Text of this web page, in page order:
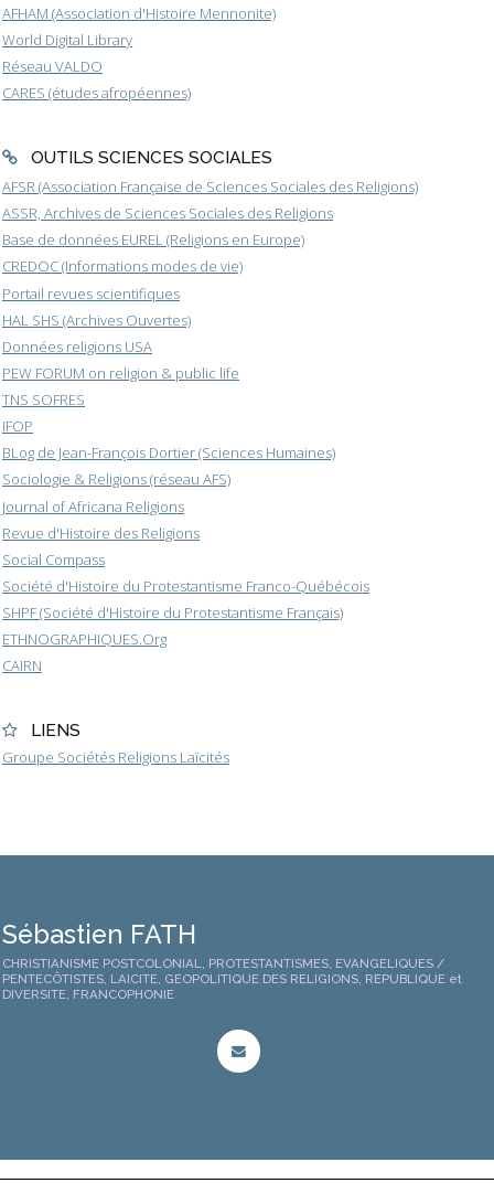
AFHAM (Association d'Histoire Mennonite)
World Digital Library
Réseau VALDO
CARES (études afropéennes)
OUTILS SCIENCES SOCIALES
AFSR (Association Française de Sciences Sociales des Religions)
ASSR, Archives de Sciences Sociales des Religions
Base de données EUREL (Religions en Europe)
CREDOC (Informations modes de vie)
Portail revues scientifiques
HAL SHS (Archives Ouvertes)
Données religions USA
PEW FORUM on religion & public life
TNS SOFRES
IFOP
BLog de Jean-François Dortier (Sciences Humaines)
Sociologie & Religions (réseau AFS)
Journal of Africana Religions
Revue d'Histoire des Religions
Social Compass
Société d'Histoire du Protestantisme Franco-Québécois
SHPF (Société d'Histoire du Protestantisme Français)
ETHNOGRAPHIQUES.Org
CAIRN
LIENS
Groupe Sociétés Religions Laïcités
Sébastien FATH
CHRISTIANISME POSTCOLONIAL, PROTESTANTISMES, EVANGELIQUES /
PENTECÔTISTES, LAICITE, GEOPOLITIQUE DES RELIGIONS, REPUBLIQUE et
DIVERSITE, FRANCOPHONIE